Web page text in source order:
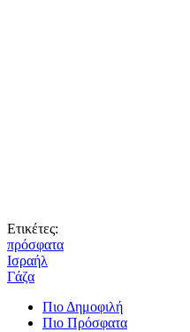
Ετικέτες:
πρόσφατα
Ισραήλ
Γάζα
Πιο Δημοφιλή
Πιο Πρόσφατα